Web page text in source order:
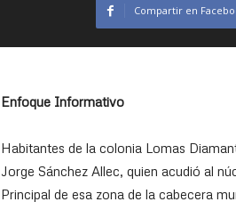
Compartir en
Enfoque Informativo
Habitantes de la colonia Lomas
Jorge Sánchez Allec, quien acudió al
Principal de esa zona de la cabecera